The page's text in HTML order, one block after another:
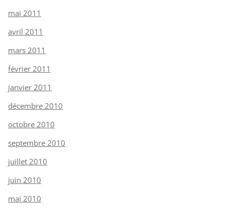
mai 2011
avril 2011
mars 2011
février 2011
janvier 2011
décembre 2010
octobre 2010
septembre 2010
juillet 2010
juin 2010
mai 2010